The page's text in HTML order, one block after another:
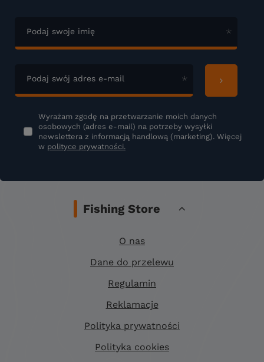
Podaj swoje imię
Podaj swój adres e-mail
Wyrażam zgodę na przetwarzanie moich danych
osobowych (adres e-mail) na potrzeby wysyłki
newslettera z informacją handlową (marketing). Więcej
w polityce prywatności.
Fishing Store
O nas
Dane do przelewu
Regulamin
Reklamacje
Polityka prywatności
Polityka cookies